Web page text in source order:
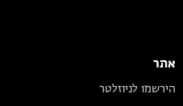
אתר
הירשמו לניוזלטר